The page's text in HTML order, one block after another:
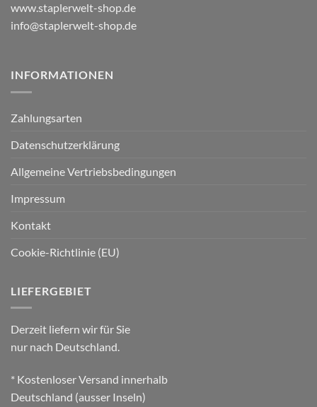
www.staplerwelt-shop.de
info@staplerwelt-shop.de
INFORMATIONEN
Zahlungsarten
Datenschutzerklärung
Allgemeine Vertriebsbedingungen
Impressum
Kontakt
Cookie-Richtlinie (EU)
LIEFERGEBIET
Derzeit liefern wir für Sie
nur nach Deutschland.
* Kostenloser Versand innerhalb
Deutschland (ausser Inseln)